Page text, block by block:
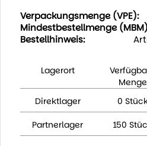
Verpackungsmenge (VPE):
Mindestbestellmenge
Bestellhinweis:
Lagerort
Menge
Direktlager 0
Partnerlager 150